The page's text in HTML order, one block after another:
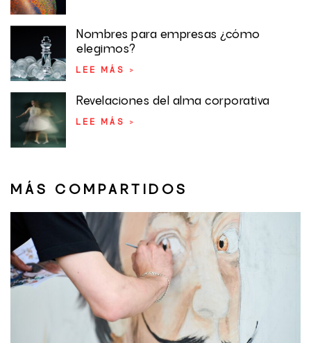
Nombres para empresas ¿cómo
elegimos?
LEE MÁS >
Revelaciones del alma corporativa
LEE MÁS >
MÁS COMPARTIDOS